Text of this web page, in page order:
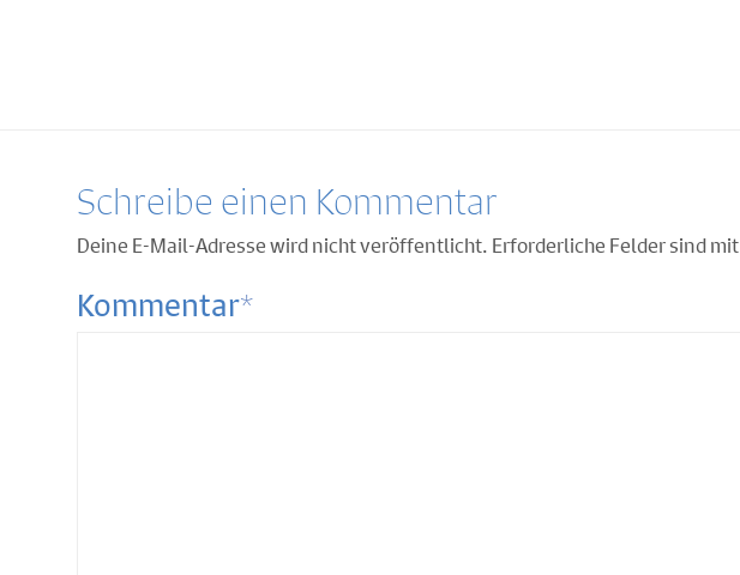
Schreibe einen Kommentar
Deine E-Mail-Adresse wird nicht veröffentlicht. Erforderliche Felder sind mit
Kommentar*